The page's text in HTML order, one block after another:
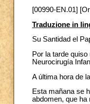
[00990-EN.01]
Traduzione in
Su Santidad el
Por la tarde
Neurocirugía
A última hora de
Esta mañana se
abdomen, que ha